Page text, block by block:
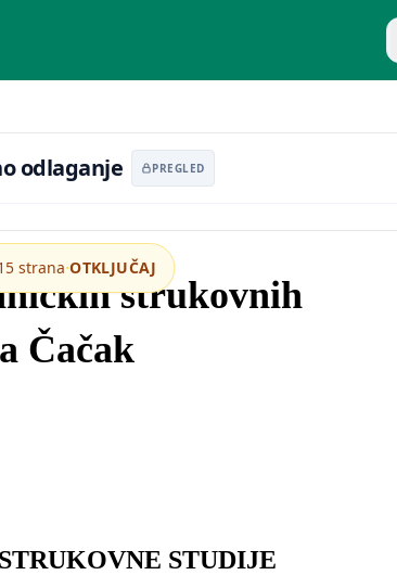
odlaganje PREGLED
strukovnih
Čačak
STUDIJE
strana·OTKLJUČAJ